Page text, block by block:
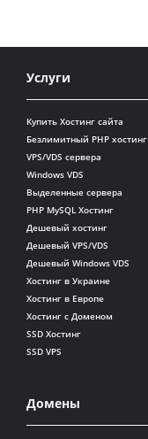
Услуги
Купить Хостинг сайта
Безлимитный PHP хостинг
VPS/VDS сервера
Windows VDS
Выделенные сервера
PHP MySQL Хостинг
Дешевый хостинг
Дешевый VPS/VDS
Дешевый Windows VDS
Хостинг в Украине
Хостинг в Европе
Хостинг с Доменом
SSD Хостинг
SSD VPS
Домены